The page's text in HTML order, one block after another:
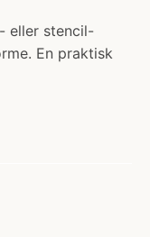
eller stencil-
En praktisk